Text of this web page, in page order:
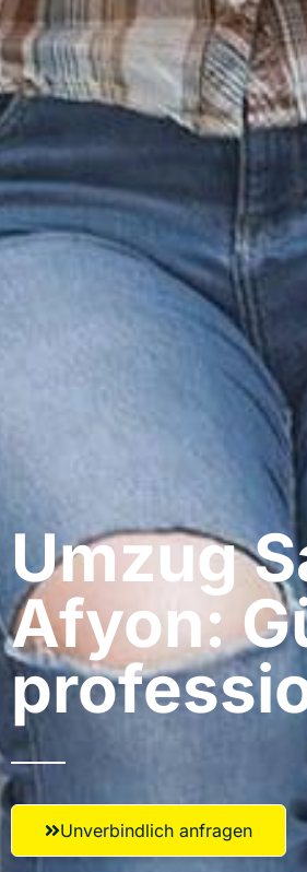
Umzug
Afyon:
Unverbindlich anfragen